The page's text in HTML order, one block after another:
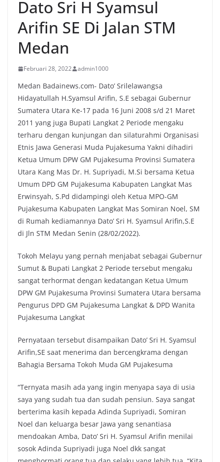
Dato Sri H Syamsul
Arifin SE Di Jalan STM
Medan
Februari 28, 2022 admin1000
Medan Badainews.com- Dato’ Srilelawangsa
Hidayatullah H.Syamsul Arifin, S.E sebagai Gubernur
Sumatera Utara Ke-17 pada 16 Juni 2008 s/d 21 Maret
2011 yang juga Bupati Langkat 2 Periode mengaku
terharu dengan kunjungan dan silaturahmi Organisasi
Etnis Jawa Generasi Muda Pujakesuma Yakni dihadiri
Ketua Umum DPW GM Pujakesuma Provinsi Sumatera
Utara Kang Mas Dr. H. Supriyadi, M.Si bersama Ketua
Umum DPD GM Pujakesuma Kabupaten Langkat Mas
Erwinsyah, S.Pd didampingi oleh Ketua MPO-GM
Pujakesuma Kabupaten Langkat Mas Somiran Noel, SM
di Rumah kediamannya Dato’ Sri H. Syamsul Arifin,S.E
di Jln STM Medan Senin (28/02/2022).
Tokoh Melayu yang pernah menjabat sebagai Gubernur
Sumut & Bupati Langkat 2 Periode tersebut mengaku
sangat terhormat dengan kedatangan Ketua Umum
DPW GM Pujakesuma Provinsi Sumatera Utara bersama
Pengurus DPD GM Pujakesuma Langkat & DPD Wanita
Pujakesuma Langkat
Pernyataan tersebut disampaikan Dato’ Sri H. Syamsul
Arifin,SE saat menerima dan bercengkrama dengan
Bahagia Bersama Tokoh Muda GM Pujakesuma
“Ternyata masih ada yang ingin menyapa saya di usia
saya yang sudah tua dan sudah pensiun. Saya sangat
berterima kasih kepada Adinda Supriyadi, Somiran
Noel dan keluarga besar Jawa yang senantiasa
mendoakan Amba, Dato’ Sri H. Syamsul Arifin menilai
sosok Adinda Supriyadi juga Noel dkk sangat